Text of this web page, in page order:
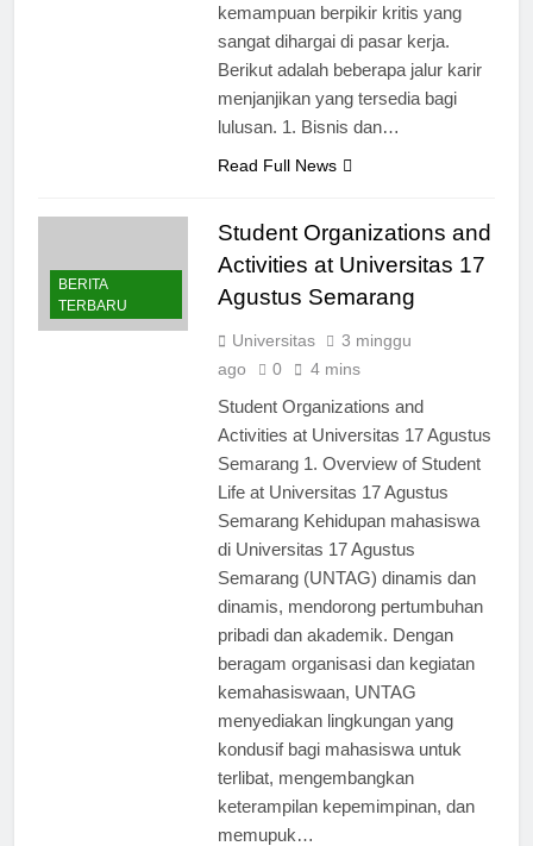
kemampuan berpikir kritis yang
sangat dihargai di pasar kerja.
Berikut adalah beberapa jalur karir
menjanjikan yang tersedia bagi
lulusan. 1. Bisnis dan…
Read Full News
BERITA
TERBARU
Student Organizations and
Activities at Universitas 17
Agustus Semarang
Universitas
3 minggu
ago
0 4 mins
Student Organizations and
Activities at Universitas 17 Agustus
Semarang 1. Overview of Student
Life at Universitas 17 Agustus
Semarang Kehidupan mahasiswa
di Universitas 17 Agustus
Semarang (UNTAG) dinamis dan
dinamis, mendorong pertumbuhan
pribadi dan akademik. Dengan
beragam organisasi dan kegiatan
kemahasiswaan, UNTAG
menyediakan lingkungan yang
kondusif bagi mahasiswa untuk
terlibat, mengembangkan
keterampilan kepemimpinan, dan
memupuk…